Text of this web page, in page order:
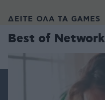
ΔΕΙΤΕ ΟΛΑ ΤΑ GAMES
Best of Network